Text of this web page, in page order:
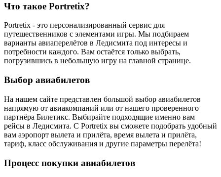
Что такое Portretix?
Portretix - это персонализированный сервис для
путешественников с элементами игры. Мы подбираем
варианты авиаперелётов в Ледисмита под интересы и
потребности каждого. Вам остаётся только выбрать,
погрузившись в небольшую игру на главной странице.
Выбор авиабилетов
На нашем сайте представлен большой выбор авиабилетов
напрямую от авиакомпаний или от нашего проверенного
партнёра Билетикс. Выбирайте подходящие именно вам
рейсы в Ледисмита. С Portretix вы сможете подобрать удобный
вам аэропорт вылета и прилёта, время вылета и прилёта,
тариф, класс обслуживания и другие параметры перелёта!
Процесс покупки авиабилетов